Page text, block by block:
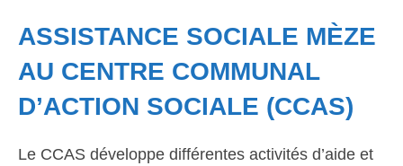
ASSISTANCE SOCIALE MÈZE
AU CENTRE COMMUNAL
D’ACTION SOCIALE (CCAS)
Le CCAS développe différentes activités d’aide et